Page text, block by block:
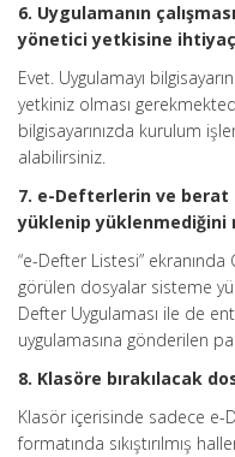
6. Uygulamanın
yönetici yetkisine ihtiyaç
Evet. Uygulamayı
yetkiniz olması
bilgisayarınızda kurulum
alabilirsiniz.
7. e-Defterlerin ve berat
yüklenip yüklenmediğini
“e-Defter Listesi” ekranında
görülen dosyalar sisteme
Defter Uygulaması ile de
uygulamasına gönderilen
8. Klasöre bırakılacak
Klasör içerisinde sadece e-
formatında sıkıştırılmış